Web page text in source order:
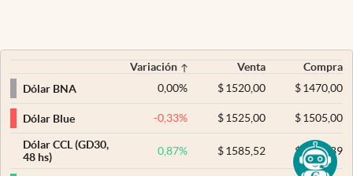
Variación Venta
Compra
Dólar BNA
0,00% $ 1520,00 $1470,00
Dólar Blue -0,33% $ 1525,00 $1505,00
Dólar CCL (GD30,
48 hs)
0,87% $ 1585,52 $ 1576,89